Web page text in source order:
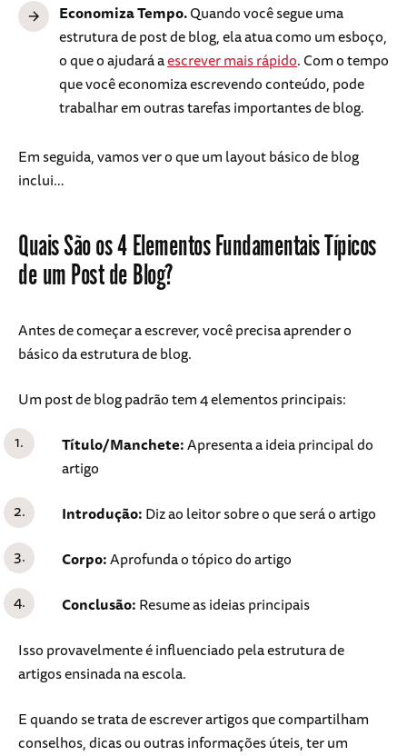
Economiza Tempo.Quando você segue uma
estrutura de post de blog, ela atua como um esboço,
o que o ajudará aescrever mais rápido. Com o tempo
que você economiza escrevendo conteúdo, pode
trabalhar em outras tarefas importantes de blog.
Em seguida, vamos ver o que um layout básico de blog
inclui…
Quais São os 4 Elementos Fundamentais Típicos
de um Post de Blog?
Antes de começar a escrever, você precisa aprender o
básico da estrutura de blog.
Um post de blog padrão tem 4 elementos principais:
Título/Manchete:Apresenta a ideia principal do
artigo
Introdução:Diz ao leitor sobre o que será o artigo
Corpo:Aprofunda o tópico do artigo
Conclusão:Resume as ideias principais
Isso provavelmente é influenciado pela estrutura de
artigos ensinada na escola.
E quando se trata de escrever artigos que compartilham
conselhos, dicas ou outras informações úteis, ter um